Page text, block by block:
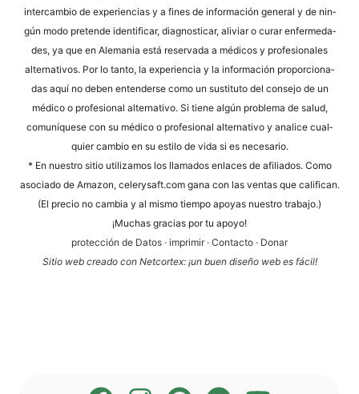
inter­cam­bio de expe­ri­en­ci­as y a fines de infor­mación gene­ral y de nin­
gún modo pre­ten­de iden­ti­fi­car, dia­gno­sti­car, ali­vi­ar o curar enfer­me­da­
des, ya que en Ale­ma­nia está reser­va­da a méd­icos y pro­fe­sio­na­les
alter­na­tivos. Por lo tan­to, la expe­ri­en­cia y la infor­mación pro­por­cio­na­
das aquí no deben enten­der­se como un susti­tu­to del con­se­jo de un
méd­ico o pro­fe­sio­nal alter­na­tivo. Si tiene algún pro­ble­ma de salud,
comuní­que­se con su méd­ico o pro­fe­sio­nal alter­na­tivo y ana­li­ce cual­
quier cam­bio en su esti­lo de vida si es necesario.
* En nues­tro sitio uti­liz­a­mos los llama­dos enlaces de afi­lia­dos. Como
aso­cia­do de Ama­zon, cele​ry​saft​.com gana con las ven­tas que cali­fi­can.
(El pre­cio no cam­bia y al mis­mo tiem­po apoyas nues­tro trabajo.)
¡Much­as gra­ci­as por tu apoyo!
pro­tección de Datos · impri­mir· Cont­ac­to · Donar
Sitio web cre­a­do con Net­cortex: ¡un buen dise­ño web es fácil!